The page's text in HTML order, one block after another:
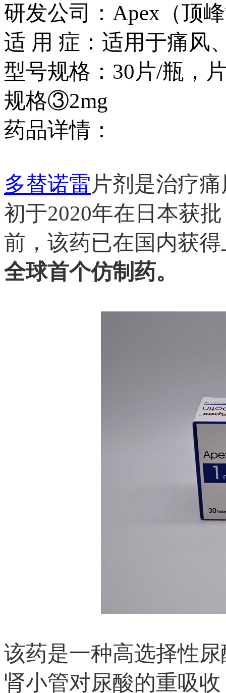
研发公司：Apex（顶
适 用 症：适用于痛风
型号规格：30片/瓶，
规格③2mg
药品详情：
多替诺雷片剂是治疗
初于2020年在日本获
前，该药已在国内获
全球首个仿制药。
该药是一种高选择性
肾小管对尿酸的重吸